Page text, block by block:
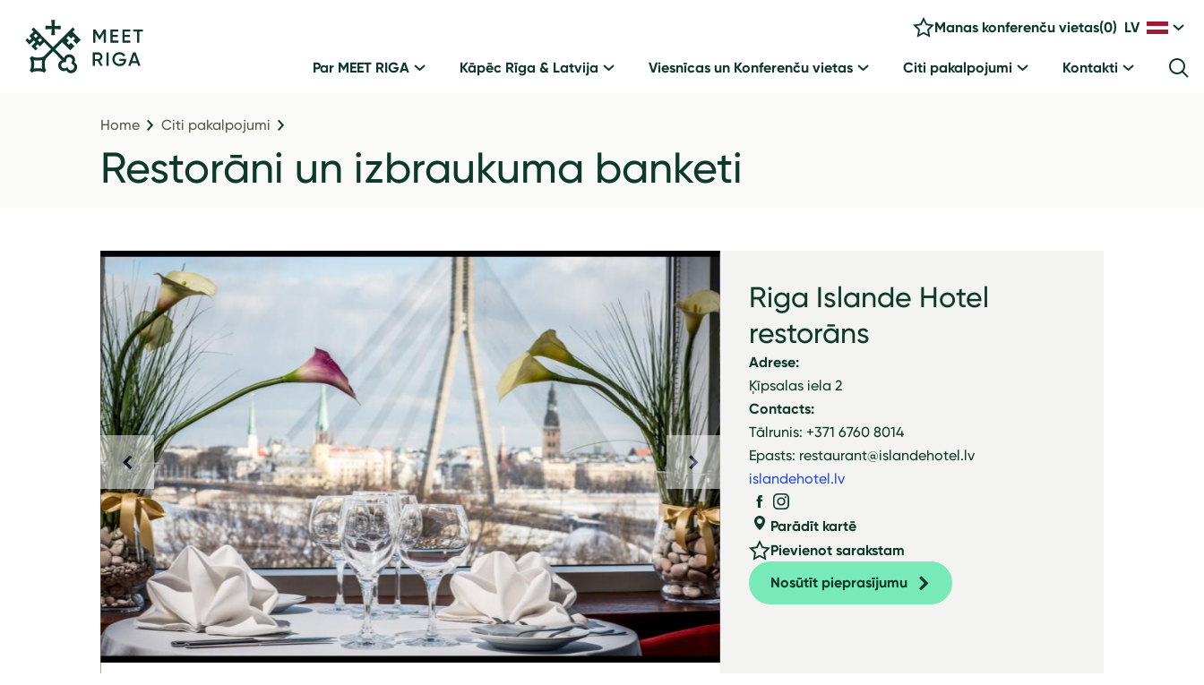
Manas konferenču vietas(0) LV
Par MEET RIGA Kāpēc Rīga & Latvija Viesnīcas un Konferenču vietas Citi pakalpojumi Kontakti
Home Citi pakalpojumi
Restorāni un izbraukuma banketi
Riga Islande Hotel
restorāns
Adrese:
Ķīpsalas iela 2
Contacts:
Tālrunis: +371 6760 8014
Epasts: restaurant@islandehotel.lv
islandehotel.lv
Parādīt kartē
Pievienot sarakstam
Nosūtīt pieprasījumu